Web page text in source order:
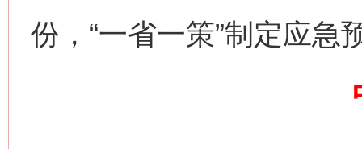
份，“一省一策”制定应急